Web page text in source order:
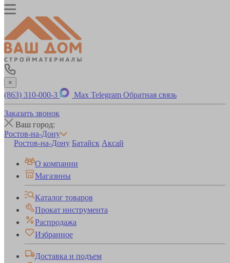
×
(863) 310-000-3 Max Telegram Обратная связь
Заказать звонок
Ваш город:
Ростов-на-Дону
Ростов-на-Дону Батайск Аксай
О компании
Магазины
Каталог товаров
Прокат инструмента
Распродажа
Избранное
Доставка и подъем